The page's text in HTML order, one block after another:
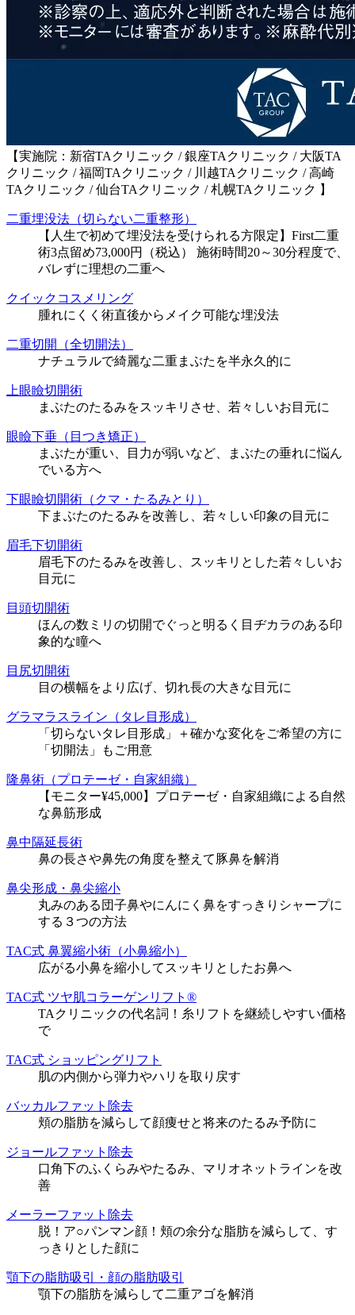
【実施院：新宿TAクリニック / 銀座TAクリニック / 大阪TA
クリニック / 福岡TAクリニック / 川越TAクリニック / 高崎
TAクリニック / 仙台TAクリニック / 札幌TAクリニック 】
二重埋没法（切らない二重整形）
【人生で初めて埋没法を受けられる方限定】First二重
術3点留め73,000円（税込） 施術時間20～30分程度で、
バレずに理想の二重へ
クイックコスメリング
腫れにくく術直後からメイク可能な埋没法
二重切開（全切開法）
ナチュラルで綺麗な二重まぶたを半永久的に
上眼瞼切開術
まぶたのたるみをスッキリさせ、若々しいお目元に
眼瞼下垂（目つき矯正）
まぶたが重い、目力が弱いなど、まぶたの垂れに悩ん
でいる方へ
下眼瞼切開術（クマ・たるみとり）
下まぶたのたるみを改善し、若々しい印象の目元に
眉毛下切開術
眉毛下のたるみを改善し、スッキリとした若々しいお
目元に
目頭切開術
ほんの数ミリの切開でぐっと明るく目ヂカラのある印
象的な瞳へ
目尻切開術
目の横幅をより広げ、切れ長の大きな目元に
グラマラスライン（タレ目形成）
「切らないタレ目形成」＋確かな変化をご希望の方に
「切開法」もご用意
隆鼻術（プロテーゼ・自家組織）
【モニター¥45,000】プロテーゼ・自家組織による自然
な鼻筋形成
鼻中隔延長術
鼻の長さや鼻先の角度を整えて豚鼻を解消
鼻尖形成・鼻尖縮小
丸みのある団子鼻やにんにく鼻をすっきりシャープに
する３つの方法
TAC式 鼻翼縮小術（小鼻縮小）
広がる小鼻を縮小してスッキリとしたお鼻へ
TAC式 ツヤ肌コラーゲンリフト®
TAクリニックの代名詞！糸リフトを継続しやすい価格
で
TAC式 ショッピングリフト
肌の内側から弾力やハリを取り戻す
バッカルファット除去
頬の脂肪を減らして顔痩せと将来のたるみ予防に
ジョールファット除去
口角下のふくらみやたるみ、マリオネットラインを改
善
メーラーファット除去
脱！ア○パンマン顔！頬の余分な脂肪を減らして、す
っきりとした顔に
顎下の脂肪吸引・顔の脂肪吸引
顎下の脂肪を減らして二重アゴを解消